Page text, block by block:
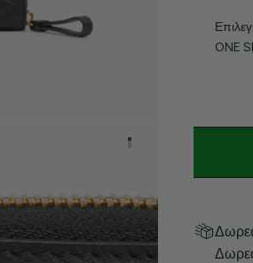
ONE